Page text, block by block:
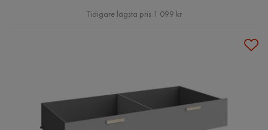
Pris
Tidigare lägsta pris 1 099 kr